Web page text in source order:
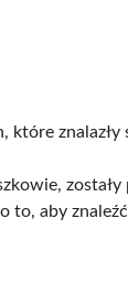
znalazły
zostały
to, aby